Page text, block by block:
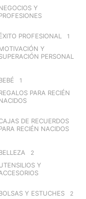
Y
PROFESIONAL 1
Y
PERSONAL
1
PARA RECIÉN
DE RECUERDOS
RECIÉN NACIDOS
2
Y
Y ESTUCHES 2